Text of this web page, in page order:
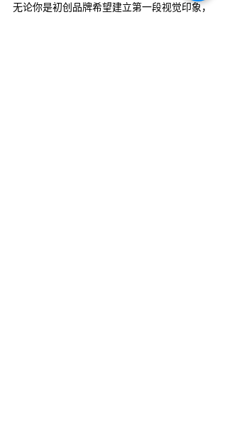
无论你是初创品牌希望建立第一段视觉印象，